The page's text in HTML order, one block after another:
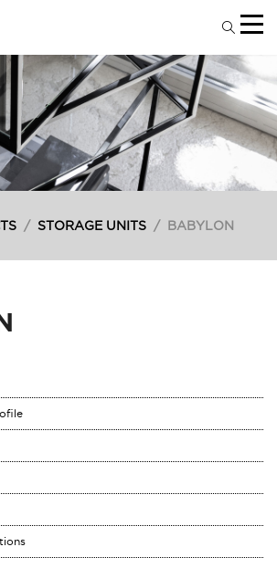
/ STORAGE UNITS / BABYLON